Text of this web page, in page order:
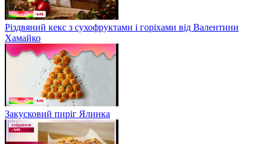
Різдвяний кекс з сухофруктами і горіхами від Валентини
Хамайко
Закусковий пиріг Ялинка